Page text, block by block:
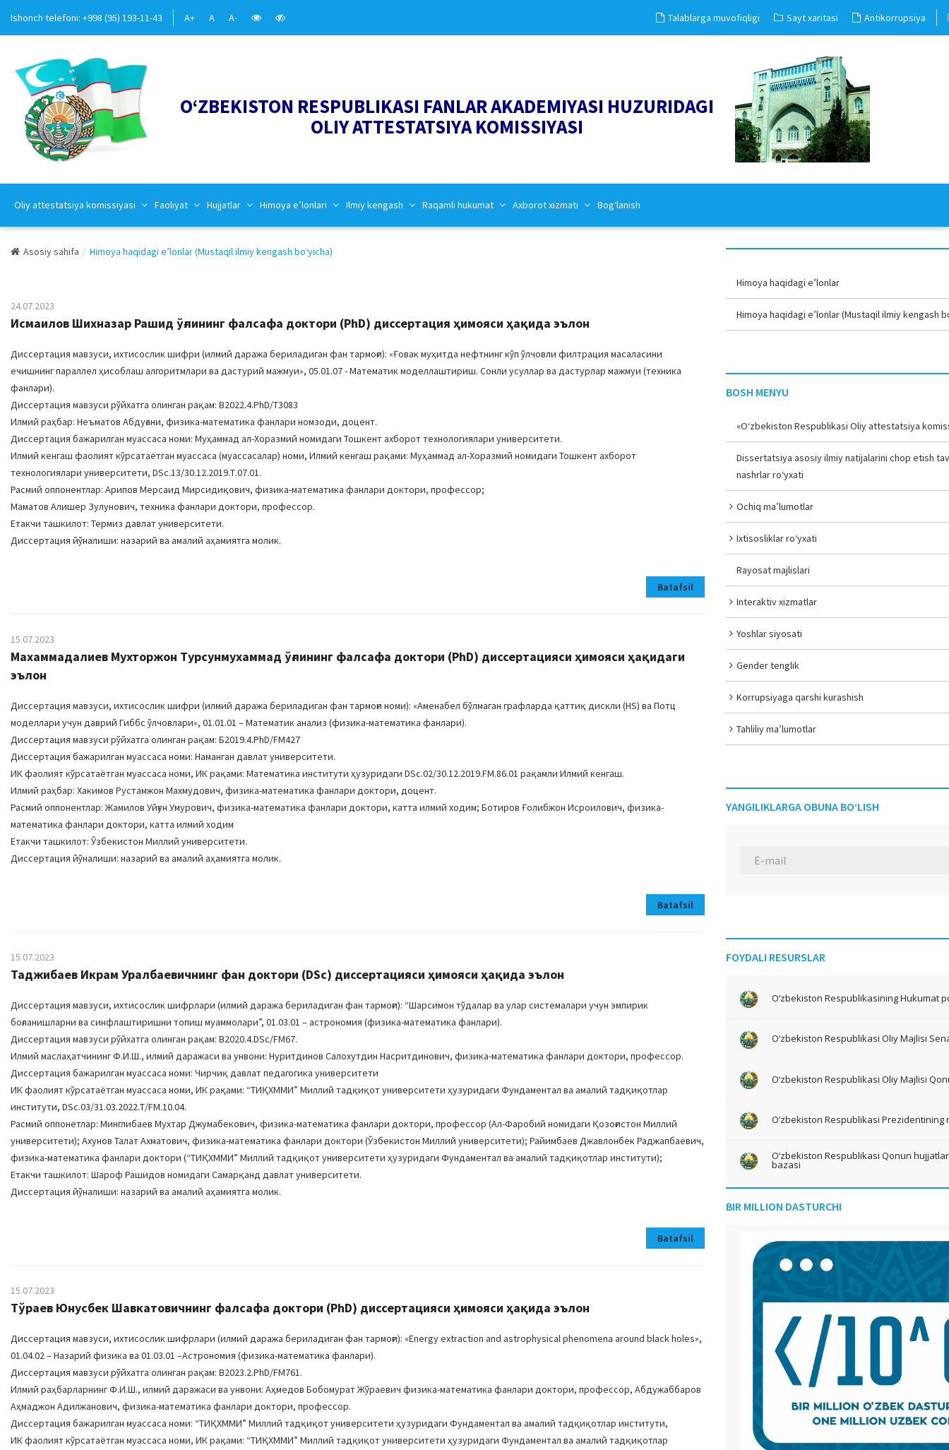
Ishonch telefoni: +998 (95) 193-11-43 A+ A A- Talablarga muvofiqligi Sayt xaritasi Antikorrupsiya
O‘ZBEKISTON RESPUBLIKASI FANLAR AKADEMIYASI HUZURIDAGI
OLIY ATTESTATSIYA KOMISSIYASI
Oliy attestatsiya komissiyasi Faoliyat Hujjatlar Himoya e’lonlari Ilmiy kengash Raqamli hukumat Axborot xizmati Bog‘lanish
Asosiy sahifa Himoya haqidagi e’lonlar (Mustaqil ilmiy kengash bo‘yicha)
24.07.2023
Исмаилов Шихназар Рашид ўғлининг фалсафа доктори (PhD) диссертация ҳимояси ҳақида эълон
Диссертация мавзуси, ихтисослик шифри (илмий даража бериладиган фан тармоғи): «Ғовак муҳитда нефтнинг кўп ўлчовли филтрация масаласини
ечишнинг параллел ҳисоблаш алгоритмлари ва дастурий мажмуи», 05.01.07 - Математик моделлаштириш. Сонли усуллар ва дастурлар мажмуи (техника
фанлари).
Диссертация мавзуси рўйхатга олинган рақам: В2022.4.PhD/Т3083
Илмий раҳбар: Неъматов Абдуғани, физика-математика фанлари номзоди, доцент.
Диссертация бажарилган муассаса номи: Муҳаммад ал-Хоразмий номидаги Тошкент ахборот технологиялари университети.
Илмий кенгаш фаолият кўрсатаётган муассаса (муассасалар) номи, Илмий кенгаш рақами: Муҳаммад ал-Хоразмий номидаги Тошкент ахборот
технологиялари университети, DSc.13/30.12.2019.Т.07.01.
Расмий оппонентлар: Арипов Мерсаид Мирсидиқович, физика-математика фанлари доктори, профессор;
Маматов Алишер Зулунович, техника фанлари доктори, профессор.
Етакчи ташкилот: Термиз давлат университети.
Диссертация йўналиши: назарий ва амалий аҳамиятга молик.
Batafsil
15.07.2023
Махаммадалиев Мухторжон Турсунмухаммад ўғлининг фалсафа доктори (PhD) диссертацияси ҳимояси ҳақидаги
эълон
Диссертация мавзуси, ихтисослик шифри (илмий даража бериладиган фан тармоғи номи): «Аменабел бўлмаган графларда қаттиқ дискли (HS) ва Потц
моделлари учун даврий Гиббс ўлчовлари», 01.01.01 – Математик анализ (физика-математика фанлари).
Диссертация мавзуси рўйхатга олинган рақам: Б2019.4.PhD/FM427
Диссертация бажарилган муассаса номи: Наманган давлат университети.
ИК фаолият кўрсатаётган муассаса номи, ИК рақами: Математика институти ҳузуридаги DSc.02/30.12.2019.FM.86.01 рақамли Илмий кенгаш.
Илмий раҳбар: Хакимов Рустамжон Махмудович, физика-математика фанлари доктори, доцент.
Расмий оппонентлар: Жамилов Уйғун Умурович, физика-математика фанлари доктори, катта илмий ходим; Ботиров Ғолибжон Исроилович, физика-
математика фанлари доктори, катта илмий ходим
Етакчи ташкилот: Ўзбекистон Миллий университети.
Диссертация йўналиши: назарий ва амалий аҳамиятга молик.
Batafsil
15.07.2023
Таджибаев Икрам Уралбаевичнинг фан доктори (DSc) диссертацияси ҳимояси ҳақида эълон
Диссертация мавзуси, ихтисослик шифрлари (илмий даража бериладиган фан тармоғи): “Шарсимон тўдалар ва улар системалари учун эмпирик
боғланишларни ва синфлаштиришни топиш муаммолари”, 01.03.01 – астрономия (физика-математика фанлари).
Диссертация мавзуси рўйхатга олинган рақам: B2020.4.DSc/FM67.
Илмий маслаҳатчининг Ф.И.Ш., илмий даражаси ва унвони: Нуритдинов Салохутдин Насритдинович, физика-математика фанлари доктори, профессор.
Диссертация бажарилган муассаса номи: Чирчиқ давлат педагогика университети
ИК фаолият кўрсатаётган муассаса номи, ИК рақами: “ТИҚХММИ” Миллий тадқиқот университети ҳузуридаги Фундаментал ва амалий тадқиқотлар
институти, DSc.03/31.03.2022.Т/FM.10.04.
Расмий оппонетлар: Минглибаев Мухтар Джумабекович, физика-математика фанлари доктори, профессор (Ал-Фаробий номидаги Қозоғистон Миллий
университети); Ахунов Талат Ахматович, физика-математика фанлари доктори (Ўзбекистон Миллий университети); Райимбаев Джавлонбек Раджапбаевич,
физика-математика фанлари доктори (“ТИҚХММИ” Миллий тадқиқот университети ҳузуридаги Фундаментал ва амалий тадқиқотлар институти);
Етакчи ташкилот: Шароф Рашидов номидаги Самарқанд давлат университети.
Диссертация йўналиши: назарий ва амалий аҳамиятга молик.
Batafsil
15.07.2023
Тўраев Юнусбек Шавкатовичнинг фалсафа доктори (PhD) диссертацияси ҳимояси ҳақида эълон
Диссертация мавзуси, ихтисослик шифрлари (илмий даража бериладиган фан тармоғи): «Energy extraction and astrophysical phenomena around black holes»,
01.04.02 – Назарий физика ва 01.03.01 –Астрономия (физика-математика фанлари).
Диссертация мавзуси рўйхатга олинган рақам: B2023.2.PhD/FM761.
Илмий раҳбарларнинг Ф.И.Ш., илмий даражаси ва унвони: Аҳмедов Бобомурат Жўраевич физика-математика фанлари доктори, профессор, Абдужаббаров
Аҳмаджон Адилжанович, физика-математика фанлари доктори, профессор.
Диссертация бажарилган муассаса номи: “ТИҚХММИ” Миллий тадқиқот университети ҳузуридаги Фундаментал ва амалий тадқиқотлар институти,
ИК фаолият кўрсатаётган муассаса номи, ИК рақами: “ТИҚХММИ” Миллий тадқиқот университети ҳузуридаги Фундаментал ва амалий тадқиқотлар
Himoya haqidagi e’lonlar
Himoya haqidagi e’lonlar (Mustaqil ilmiy kengash
BOSH MENYU
«O‘zbekiston Respublikasi Oliy attestatsiya
Dissertatsiya asosiy ilmiy natijalarini chop etish
nashrlar ro‘yxati
Ochiq ma’lumotlar
Ixtisosliklar ro‘yxati
Rayosat majlislari
Interaktiv xizmatlar
Yoshlar siyosati
Gender tenglik
Korrupsiyaga qarshi kurashish
Tahliliy ma’lumotlar
YANGILIKLARGA OBUNA BO‘LISH
FOYDALI RESURSLAR
O‘zbekiston Respublikasining Hukumat
O‘zbekiston Respublikasi Oliy Majlisi
O‘zbekiston Respublikasi Oliy Majlisi
O‘zbekiston Respublikasi Prezidentining
O‘zbekiston Respublikasi Qonun
bazasi
BIR MILLION DASTURCHI